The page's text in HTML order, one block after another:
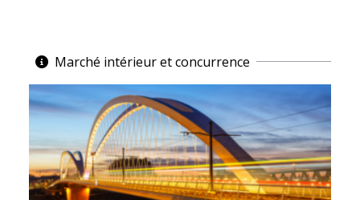
Marché intérieur et concurrence